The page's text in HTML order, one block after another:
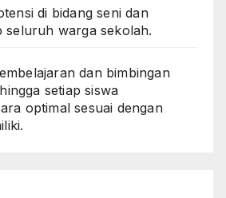
di bidang seni dan
seluruh warga sekolah.
dan bimbingan
setiap siswa
optimal sesuai dengan